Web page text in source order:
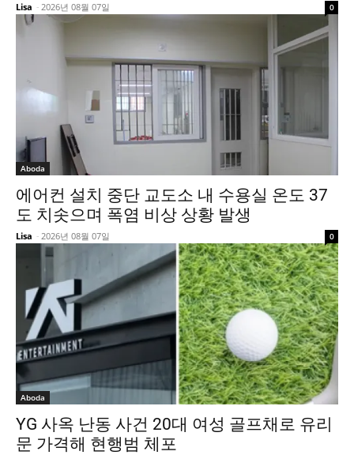
Lisa - 2026년 08월 07일 0
Aboda
에어컨 설치 중단 교도소 내 수용실 온도 37
도 치솟으며 폭염 비상 상황 발생
Lisa - 2026년 08월 07일 0
Aboda
YG 사옥 난동 사건 20대 여성 골프채로 유리
문 가격해 현행범 체포